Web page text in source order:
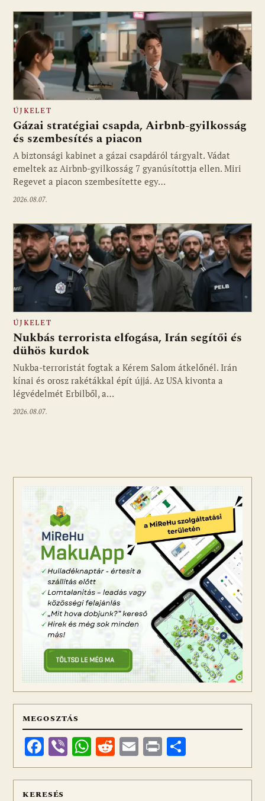
ÚJKELET
Gázai stratégiai csapda, Airbnb-gyilkosság
és szembesítés a piacon
A biztonsági kabinet a gázai csapdáról tárgyalt. Vádat
emeltek az Airbnb-gyilkosság 7 gyanúsítottja ellen. Miri
Regevet a piacon szembesítette egy…
2026.08.07.
ÚJKELET
Nukbás terrorista elfogása, Irán segítői és
dühös kurdok
Nukba-terroristát fogtak a Kérem Salom átkelőnél. Irán
kínai és orosz rakétákkal épít újjá. Az USA kivonta a
légvédelmét Erbilből, a…
2026.08.07.
MEGOSZTÁS
Facebook
ViberWhatsApp
Reddit
Email
Print
meg
KERESÉS